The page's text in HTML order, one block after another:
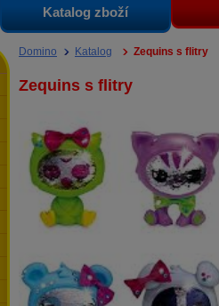
Katalog zboží
Domino Katalog Zequins s flitry
Zequins s flitry